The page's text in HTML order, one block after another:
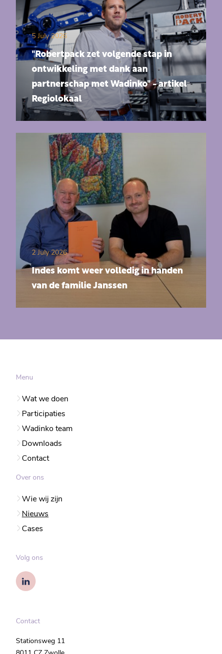
5 July 2026
"Robertpack zet volgende stap in
ontwikkeling met dank aan
partnerschap met Wadinko" - artikel
Regiolokaal
2 July 2026
Indes komt weer volledig in handen
van de familie Janssen
Menu
Wat we doen
Participaties
Wadinko team
Downloads
Contact
Over ons
Wie wij zijn
Nieuws
Cases
Volg ons
Contact
Stationsweg 11